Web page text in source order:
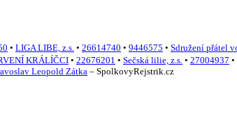
• LIGA LIBE, z.s. • 26614740 • 9446575 • Sdružení přátel
KRÁLÍČCI• 22676201 • Sečská lilie, z.s. • 27004937 •
Leopold Zátka – SpolkovyRejstrik.cz